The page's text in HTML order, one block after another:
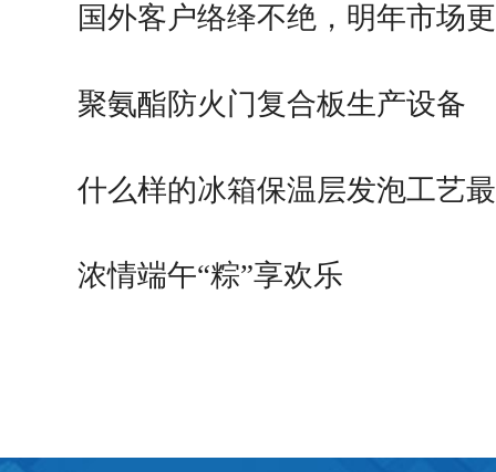
国外客户络绎不绝，明年市场
广…
聚氨酯防火门复合板生产设备
什么样的冰箱保温层发泡工艺
浓情端午“粽”享欢乐